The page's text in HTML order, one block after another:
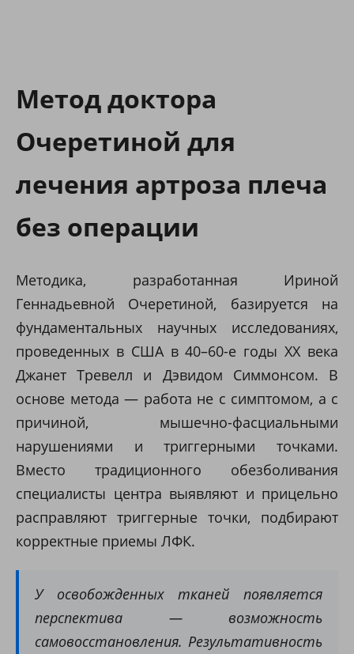
Метод доктора
Очеретиной для
лечения артроза плеча
без операции
Методика, разработанная Ириной
Геннадьевной Очеретиной, базируется на
фундаментальных научных исследованиях,
проведенных в США в 40–60-е годы XX века
Джанет Тревелл и Дэвидом Симмонсом. В
основе метода — работа не с симптомом, а с
причиной, мышечно-фасциальными
нарушениями и триггерными точками.
Вместо традиционного обезболивания
специалисты центра выявляют и прицельно
расправляют триггерные точки, подбирают
корректные приемы ЛФК.
У освобожденных тканей появляется
перспектива — возможность
самовосстановления. Результативность